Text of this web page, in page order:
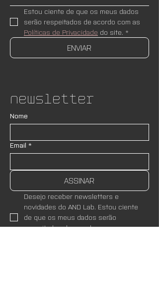
Estou ciente de que os meus dados
Políticas de Privacidade do site. *
ENVIAR
Newsletter
Nome
Email *
ASSINAR
Desejo receber newsletters e
novidades do AND Lab. Estou ciente
de que os meus dados serão
respeitados de acordo com as